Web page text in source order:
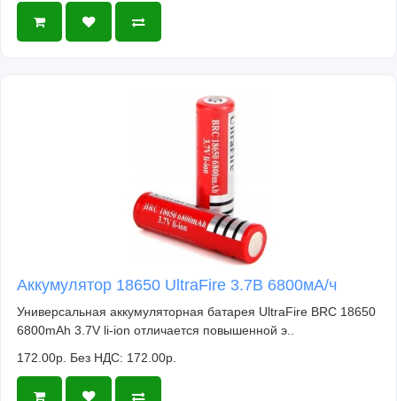
Аккумулятор 18650 UltraFire 3.7В 6800мА/ч
Универсальная аккумуляторная батарея UltraFire BRC 18650
6800mAh 3.7V li-ion отличается повышенной э..
172.00р. Без НДС: 172.00р.